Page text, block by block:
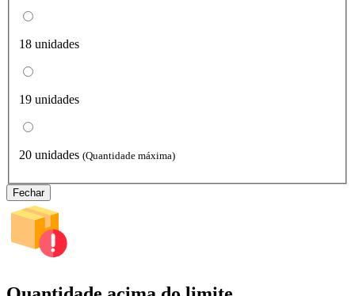
18 unidades
19 unidades
20 unidades (Quantidade máxima)
Fechar